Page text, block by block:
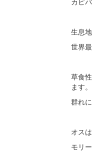
生息
世界
草食
ます。
群れ
オス
モリ